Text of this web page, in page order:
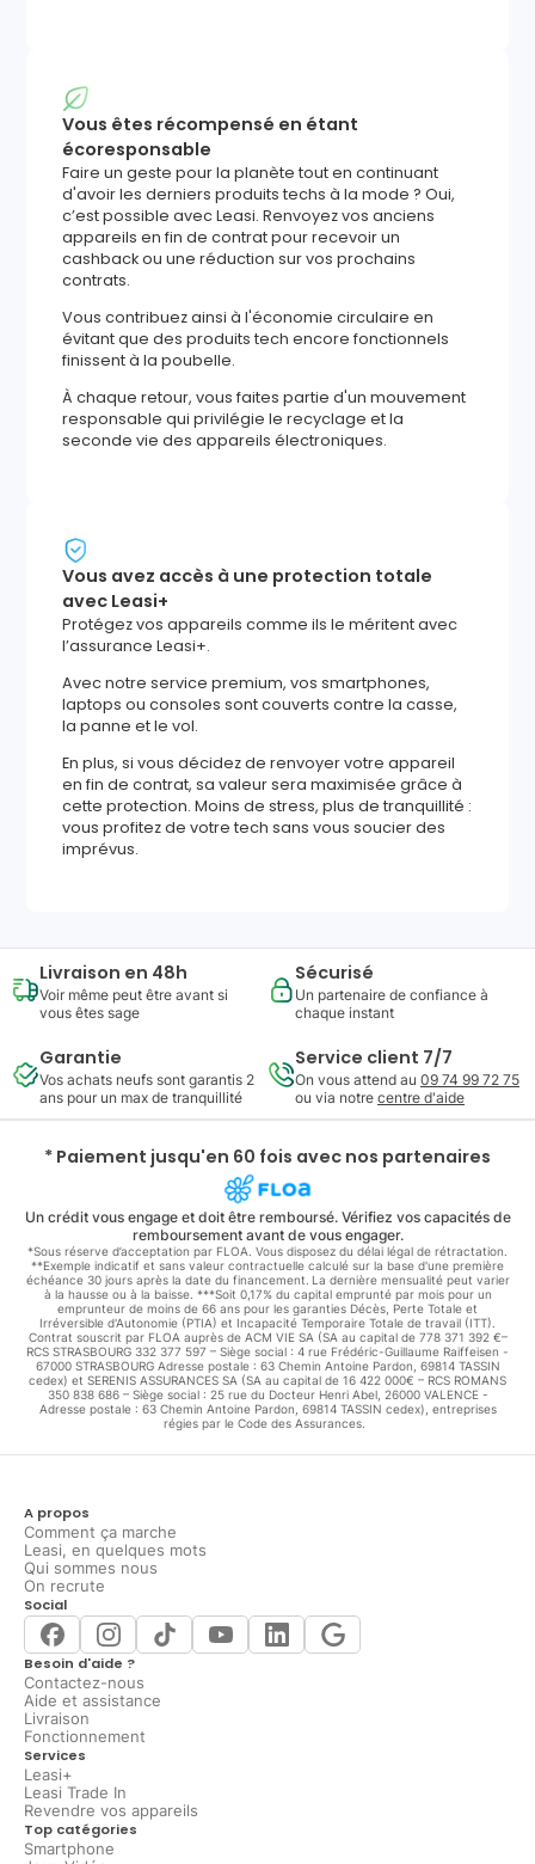
Vous êtes récompensé en étant
écoresponsable
Faire un geste pour la planète tout en continuant
d'avoir les derniers produits techs à la mode ? Oui,
c’est possible avec Leasi. Renvoyez vos anciens
appareils en fin de contrat pour recevoir un
cashback ou une réduction sur vos prochains
contrats.
Vous contribuez ainsi à l'économie circulaire en
évitant que des produits tech encore fonctionnels
finissent à la poubelle.
À chaque retour, vous faites partie d'un mouvement
responsable qui privilégie le recyclage et la
seconde vie des appareils électroniques.
Vous avez accès à une protection totale
avec Leasi+
Protégez vos appareils comme ils le méritent avec
l’assurance Leasi+.
Avec notre service premium, vos smartphones,
laptops ou consoles sont couverts contre la casse,
la panne et le vol.
En plus, si vous décidez de renvoyer votre appareil
en fin de contrat, sa valeur sera maximisée grâce à
cette protection. Moins de stress, plus de tranquillité :
vous profitez de votre tech sans vous soucier des
imprévus.
Livraison en 48h
Voir même peut être avant si
vous êtes sage
Sécurisé
Un partenaire de confiance à
chaque instant
Garantie
Vos achats neufs sont garantis 2
ans pour un max de tranquillité
Service client 7/7
On vous attend au 09 74 99 72 75
ou via notre centre d'aide
* Paiement jusqu'en 60 fois avec nos partenaires
Un crédit vous engage et doit être remboursé. Vérifiez vos capacités de
remboursement avant de vous engager.
*Sous réserve d’acceptation par FLOA. Vous disposez du délai légal de rétractation.
**Exemple indicatif et sans valeur contractuelle calculé sur la base d'une première
échéance 30 jours après la date du financement. La dernière mensualité peut varier
à la hausse ou à la baisse. ***Soit 0,17% du capital emprunté par mois pour un
emprunteur de moins de 66 ans pour les garanties Décès, Perte Totale et
Irréversible d'Autonomie (PTIA) et Incapacité Temporaire Totale de travail (ITT).
Contrat souscrit par FLOA auprès de ACM VIE SA (SA au capital de 778 371 392 €–
RCS STRASBOURG 332 377 597 – Siège social : 4 rue Frédéric-Guillaume Raiffeisen -
67000 STRASBOURG Adresse postale : 63 Chemin Antoine Pardon, 69814 TASSIN
cedex) et SERENIS ASSURANCES SA (SA au capital de 16 422 000€ – RCS ROMANS
350 838 686 – Siège social : 25 rue du Docteur Henri Abel, 26000 VALENCE -
Adresse postale : 63 Chemin Antoine Pardon, 69814 TASSIN cedex), entreprises
régies par le Code des Assurances.
A propos
Comment ça marche
Leasi, en quelques mots
Qui sommes nous
On recrute
Social
Besoin d'aide ?
Contactez-nous
Aide et assistance
Livraison
Fonctionnement
Services
Leasi+
Leasi Trade In
Revendre vos appareils
Top catégories
Smartphone